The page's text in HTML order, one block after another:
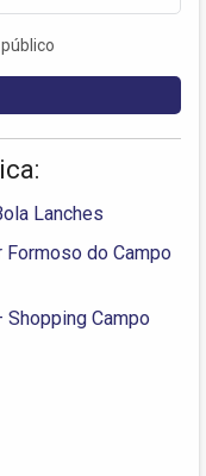
Lanches
Formoso do Campo
Shopping Campo